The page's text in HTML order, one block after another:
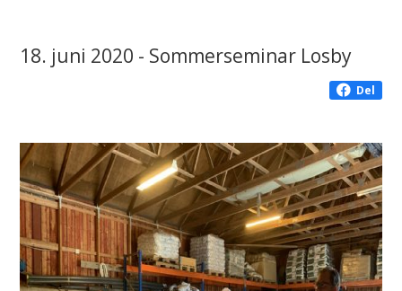
18. juni 2020 - Sommerseminar Losby
Del